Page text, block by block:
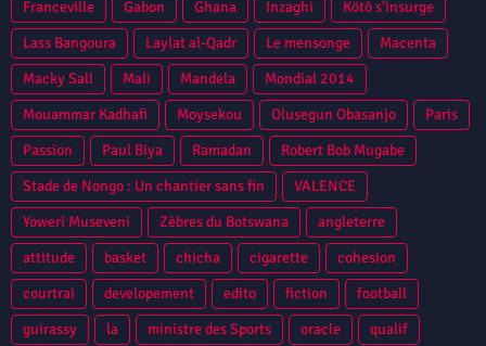
Franceville
Gabon Ghana Inzaghi
Kötõ s’insurge
Lass Bangoura
Laylat al-Qadr Le mensonge
Macenta
Macky Sall
Mali Mandela
Mondial 2014
Mouammar Kadhafi
Moysekou Olusegun Obasanjo
Paris
Passion
Paul Biya Ramadan
Robert Bob Mugabe
Stade de Nongo : Un chantier sans fin
VALENCE
Yoweri Museveni
Zèbres du Botswana
angleterre
attitude
basket chicha cigarette
cohesion
courtrai
developement edito fiction
football
guirassy
la ministre des Sports oracle
qualif